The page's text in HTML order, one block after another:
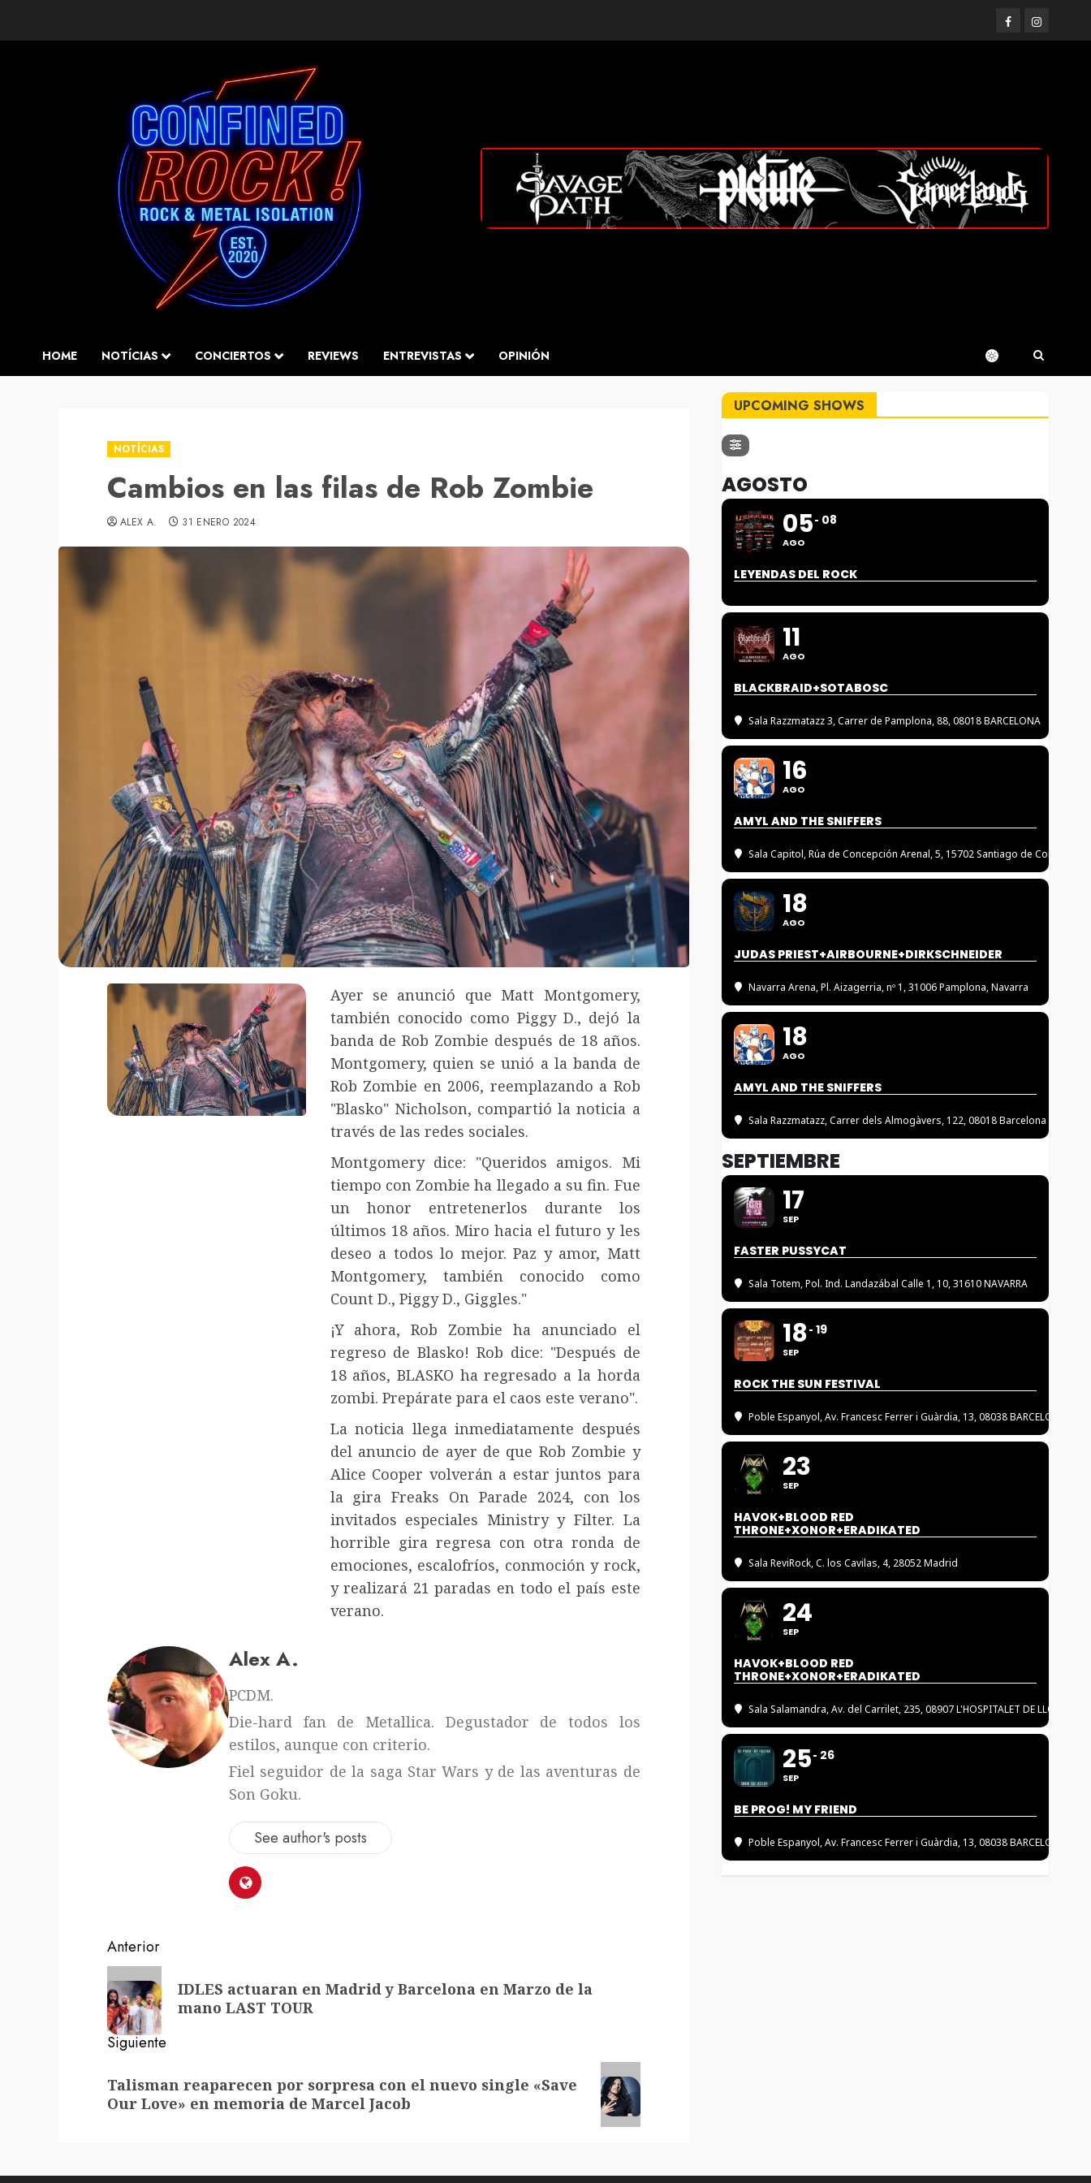
FacebookInstagram
HOME NOTÍCIAS CONCIERTOS REVIEWS ENTREVISTAS OPINIÓN
NOTÍCIAS
Cambios en las filas de Rob Zombie
ALEX A. 31 ENERO 2024
Ayer se anunció que Matt Montgomery,
también conocido como Piggy D., dejó la
banda de Rob Zombie después de 18 años.
Montgomery, quien se unió a la banda de
Rob Zombie en 2006, reemplazando a Rob
"Blasko" Nicholson, compartió la noticia a
través de las redes sociales.
Montgomery dice: "Queridos amigos. Mi
tiempo con Zombie ha llegado a su fin. Fue
un honor entretenerlos durante los
últimos 18 años. Miro hacia el futuro y les
deseo a todos lo mejor. Paz y amor, Matt
Montgomery, también conocido como
Count D., Piggy D., Giggles."
¡Y ahora, Rob Zombie ha anunciado el
regreso de Blasko! Rob dice: "Después de
18 años, BLASKO ha regresado a la horda
zombi. Prepárate para el caos este verano".
La noticia llega inmediatamente después
del anuncio de ayer de que Rob Zombie y
Alice Cooper volverán a estar juntos para
la gira Freaks On Parade 2024, con los
invitados especiales Ministry y Filter. La
horrible gira regresa con otra ronda de
emociones, escalofríos, conmoción y rock,
y realizará 21 paradas en todo el país este
verano.
Alex A.
PCDM.
Die-hard fan de Metallica. Degustador de todos los
estilos, aunque con criterio.
Fiel seguidor de la saga Star Wars y de las aventuras de
Son Goku.
See author's posts
Navegación
de
entradas
Anterior
Entrada
anterior:
IDLES actuaran en Madrid y Barcelona en Marzo de la
mano LAST TOUR
Siguiente
entrada:
Talisman reaparecen por sorpresa con el nuevo single «Save
Our Love» en memoria de Marcel Jacob
UPCOMING SHOWS
AGOSTO
05
AGO
08
LEYENDAS DEL ROCK
11
AGO
BLACKBRAID+SOTABOSC
Sala Razzmatazz 3, Carrer de Pamplona, 88, 08018 BARCELONA
16
AGO
AMYL AND THE SNIFFERS
Sala Capitol, Rúa de Concepción Arenal, 5, 15702 Santiago de
18
AGO
JUDAS PRIEST+AIRBOURNE+DIRKSCHNEIDER
Navarra Arena, Pl. Aizagerria, nº 1, 31006 Pamplona, Navarra
18
AGO
AMYL AND THE SNIFFERS
Sala Razzmatazz, Carrer dels Almogàvers, 122, 08018 Barcelona
SEPTIEMBRE
17
SEP
FASTER PUSSYCAT
Sala Totem, Pol. Ind. Landazábal Calle 1, 10, 31610 NAVARRA
18
SEP
19
ROCK THE SUN FESTIVAL
Poble Espanyol, Av. Francesc Ferrer i Guàrdia, 13, 08038 BARCELONA
23
SEP
HAVOK+BLOOD RED
THRONE+XONOR+ERADIKATED
Sala ReviRock, C. los Cavilas, 4, 28052 Madrid
24
SEP
HAVOK+BLOOD RED
THRONE+XONOR+ERADIKATED
Sala Salamandra, Av. del Carrilet, 235, 08907 L'HOSPITALET DE LLOBREGAT
25
SEP
26
BE PROG! MY FRIEND
Poble Espanyol, Av. Francesc Ferrer i Guàrdia, 13, 08038 BARCELONA